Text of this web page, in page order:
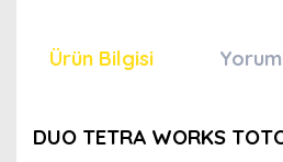
Ürün Bilgisi
DUO TETRA WORKS